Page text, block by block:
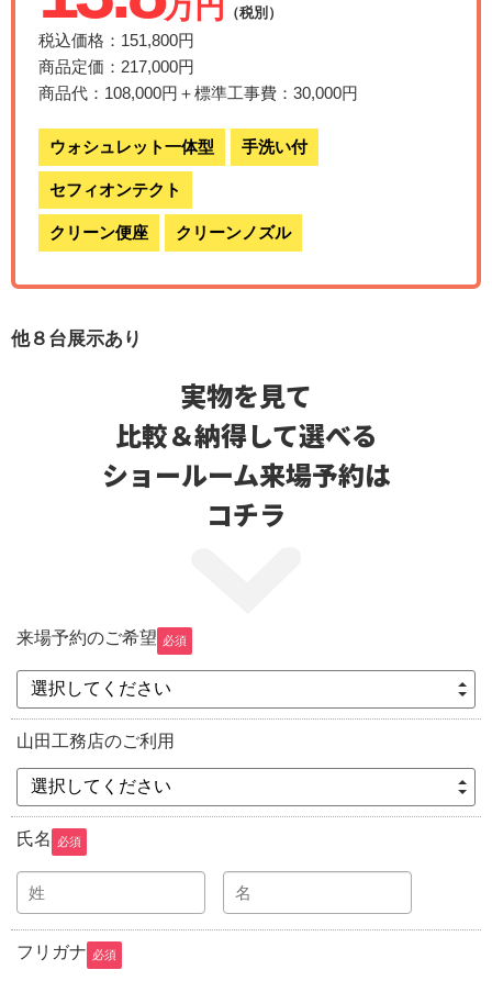
万円 （税別）
税込価格：151,800円
商品定価：217,000円
商品代：108,000円＋標準工事費：30,000円
ウォシュレット一体型 手洗い付
セフィオンテクト
クリーン便座 クリーンノズル
他８台展示あり
実物を見て
比較＆納得して選べる
ショールーム来場予約は
コチラ
来場予約のご希望 必須
選択してください
山田工務店のご利用
選択してください
氏名 必須
フリガナ 必須